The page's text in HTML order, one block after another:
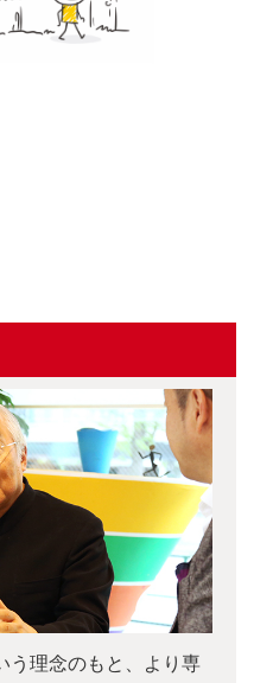
う理念のもと、より専